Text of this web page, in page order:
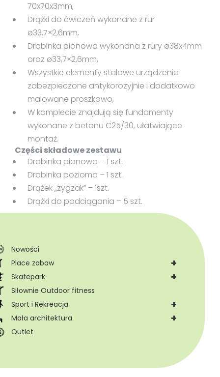
Nowości
+
Place zabaw
+
Skatepark
Siłownie Outdoor fitness
+
Sport i Rekreacja
+
Mała architektura
Outlet
70x70x3mm,
Drążki do ćwiczeń wykonane z rur
ø33,7×2,6mm,
Drabinka pionowa wykonana z rury ø38x4mm
oraz ø33,7×2,6mm,
Wszystkie elementy stalowe urządzenia
zabezpieczone antykorozyjnie i dodatkowo
malowane proszkowo,
W komplecie znajdują się fundamenty
wykonane z betonu C25/30, ułatwiające
montaż.
Części składowe zestawu
Drabinka pionowa – 1 szt.
Drabinka pozioma – 1 szt.
Drążek „zygzak” – 1szt.
Drążki do podciągania – 5 szt.